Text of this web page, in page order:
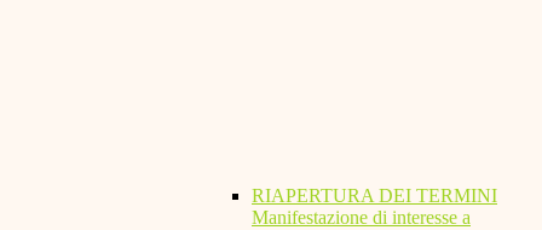
RIAPERTURA DEI TERMINI
Manifestazione di interesse a